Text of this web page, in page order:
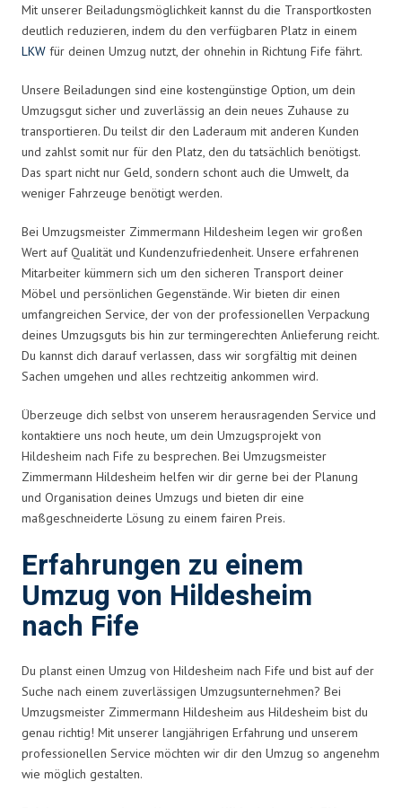
Mit unserer Beiladungsmöglichkeit kannst du die Transportkosten
deutlich reduzieren, indem du den verfügbaren Platz in einem
LKW für deinen Umzug nutzt, der ohnehin in Richtung Fife fährt.
Unsere Beiladungen sind eine kostengünstige Option, um dein
Umzugsgut sicher und zuverlässig an dein neues Zuhause zu
transportieren. Du teilst dir den Laderaum mit anderen Kunden
und zahlst somit nur für den Platz, den du tatsächlich benötigst.
Das spart nicht nur Geld, sondern schont auch die Umwelt, da
weniger Fahrzeuge benötigt werden.
Bei Umzugsmeister Zimmermann Hildesheim legen wir großen
Wert auf Qualität und Kundenzufriedenheit. Unsere erfahrenen
Mitarbeiter kümmern sich um den sicheren Transport deiner
Möbel und persönlichen Gegenstände. Wir bieten dir einen
umfangreichen Service, der von der professionellen Verpackung
deines Umzugsguts bis hin zur termingerechten Anlieferung reicht.
Du kannst dich darauf verlassen, dass wir sorgfältig mit deinen
Sachen umgehen und alles rechtzeitig ankommen wird.
Überzeuge dich selbst von unserem herausragenden Service und
kontaktiere uns noch heute, um dein Umzugsprojekt von
Hildesheim nach Fife zu besprechen. Bei Umzugsmeister
Zimmermann Hildesheim helfen wir dir gerne bei der Planung
und Organisation deines Umzugs und bieten dir eine
maßgeschneiderte Lösung zu einem fairen Preis.
Erfahrungen zu einem
Umzug von Hildesheim
nach Fife
Du planst einen Umzug von Hildesheim nach Fife und bist auf der
Suche nach einem zuverlässigen Umzugsunternehmen? Bei
Umzugsmeister Zimmermann Hildesheim aus Hildesheim bist du
genau richtig! Mit unserer langjährigen Erfahrung und unserem
professionellen Service möchten wir dir den Umzug so angenehm
wie möglich gestalten.